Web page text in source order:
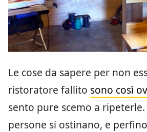
Le cose da sapere per non
ristoratore fallito sono così
sento pure scemo a ripeterle.
persone si ostinano, e